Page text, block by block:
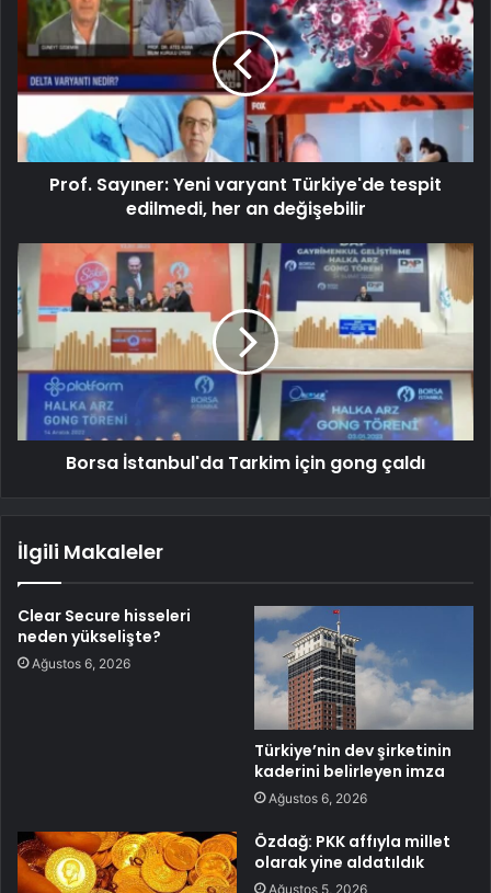
Prof. Sayıner: Yeni varyant Türkiye'de tespit
edilmedi, her an değişebilir
Borsa İstanbul'da Tarkim için gong çaldı
İlgili Makaleler
Clear Secure hisseleri
neden yükselişte?
Ağustos 6, 2026
Türkiye’nin dev şirketinin
kaderini belirleyen imza
Ağustos 6, 2026
Özdağ: PKK affıyla millet
olarak yine aldatıldık
Ağustos 5, 2026